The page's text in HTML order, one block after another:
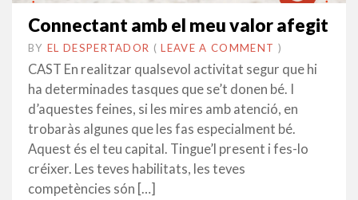
Connectant amb el meu valor afegit
BY EL DESPERTADOR ON
28
AGOST
•(LEAVE A COMMENT )
CAST En realitzar qualsevol activitat segur que hi
ha determinades tasques que se’t donen bé. I
d’aquestes feines, si les mires amb atenció, en
trobaràs algunes que les fas especialment bé.
Aquest és el teu capital. Tingue’l present i fes-lo
créixer. Les teves habilitats, les teves
competències són […]